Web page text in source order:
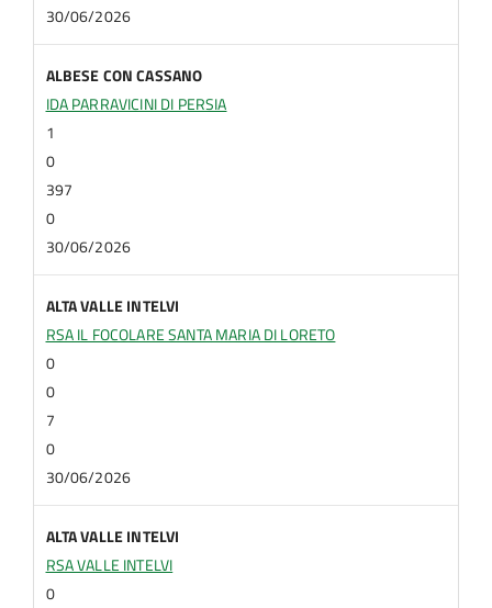
30/06/2026
ALBESE CON CASSANO
IDA PARRAVICINI DI PERSIA
1
0
397
0
30/06/2026
ALTA VALLE INTELVI
RSA IL FOCOLARE SANTA MARIA DI LORETO
0
0
7
0
30/06/2026
ALTA VALLE INTELVI
RSA VALLE INTELVI
0